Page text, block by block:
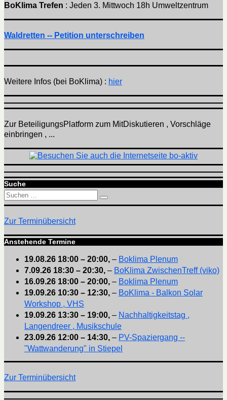
BoKlima Trefen : Jeden 3. Mittwoch 18h Umweltzentrum
Waldretten -- Petition unterschreiben
Weitere Infos (bei BoKlima) : hier
Zur BeteiligungsPlatform zum MitDiskutieren , Vorschläge
einbringen , ...
Suche
Suchen
nach:
Suchen
Zur Terminübersicht
Anstehende Termine
19.08.26 18:00 – 20:00, – Boklima Plenum
7.09.26 18:30 – 20:30, – BoKlima ZwischenTreff (viko)
16.09.26 18:00 – 20:00, – Boklima Plenum
19.09.26 10:30 – 12:30, – BoKlima - Balkon Solar
Workshop , VHS
19.09.26 13:30 – 19:00, – Nachhaltigkeitstag ,
Langendreer , Musikschule
23.09.26 12:00 – 14:30, – PV-Spaziergang --
"Wattwanderung" in Stiepel
Zur Terminübersicht